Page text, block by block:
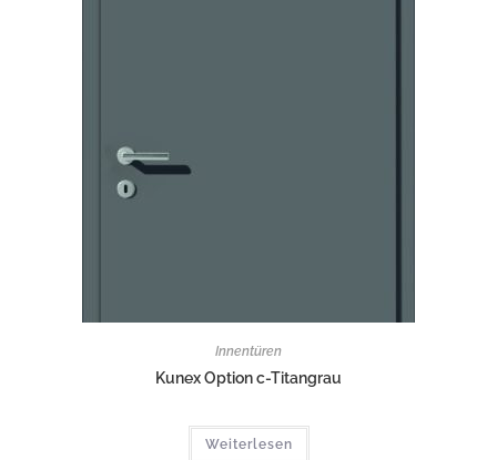
Innentüren
Kunex Option c-Titangrau
Weiterlesen